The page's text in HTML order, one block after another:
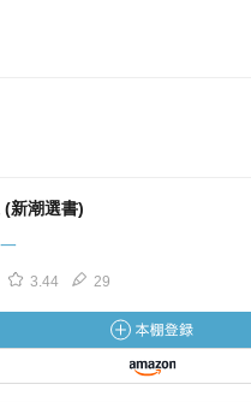
(新潮選書)
3.44 29